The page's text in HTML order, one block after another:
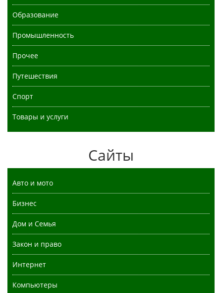
Образование
Промышленность
Прочее
Путешествия
Спорт
Товары и услуги
Сайты
Авто и мото
Бизнес
Дом и Семья
Закон и право
Интернет
Компьютеры